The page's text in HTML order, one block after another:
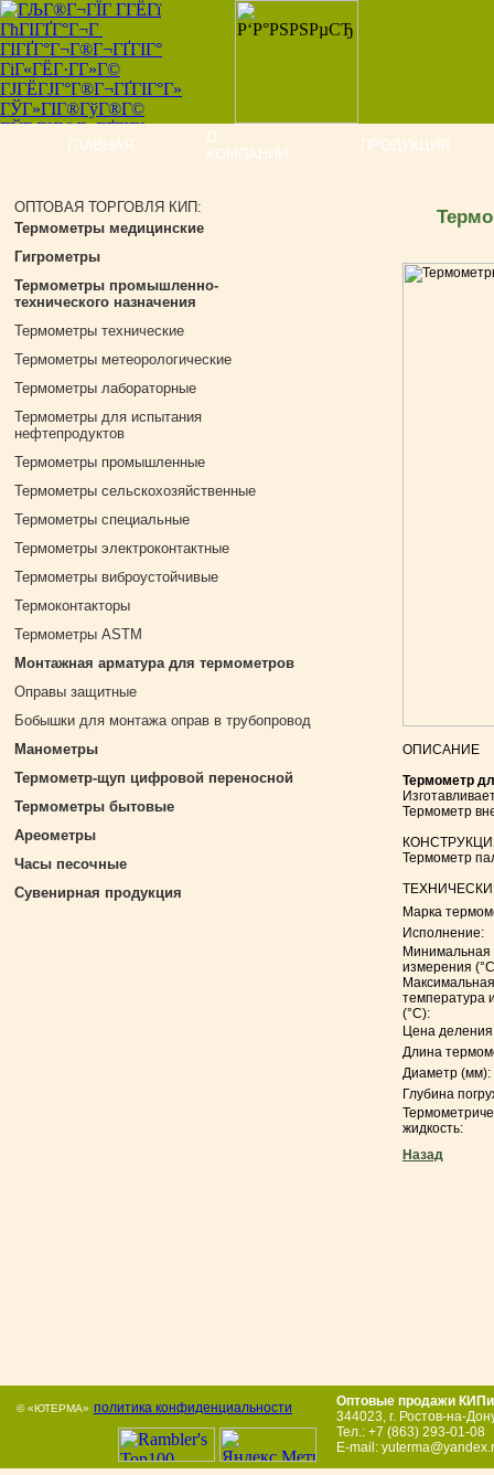
ГЛАВНАЯ
О
КОМПАНИИ
ПРОДУКЦИЯ
ОПТОВАЯ ТОРГОВЛЯ КИП:
Термометры медицинские
Гигрометры
Термометры промышленно-
технического назначения
Термометры технические
Термометры метеорологические
Термометры лабораторные
Термометры для испытания
нефтепродуктов
Термометры промышленные
Термометры cельскохозяйственные
Термометры специальные
Термометры электроконтактные
Термометры виброустойчивые
Термоконтакторы
Термометры ASTM
Монтажная арматура для термометров
Оправы защитные
Бобышки для монтажа оправ в трубопровод
Манометры
Термометр-щуп цифровой переносной
Термометры бытовые
Ареометры
Часы песочные
Сувенирная продукция
ОПИСАHИЕ
Термометр
Термометр
Термометр
Марка
Исполнение:
Минимальная
измерения
Максимальная
температура
(°С):
Цена
Длина
Диаметр (мм):
Глубина
жидкость:
Назад
© «ЮТЕРМА» политика конфиденциальности
Оптовые продажи
344023, г. Ростов-на-
Тел.: +7 (863) 293-01-08
E-mail: